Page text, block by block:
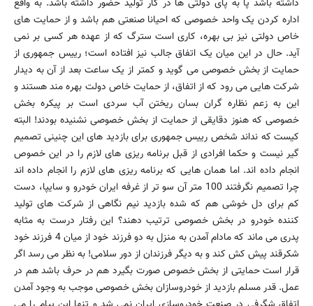
داشته باشد پا به پای دولتی ها در کار تولید حضور داشته باشد. به واقع
اداره کردن یک واحد خصوصی که احیانا صنعتی هم باشد و از حمایت های
خاص دولتی نیز بی بهره، کاری است سترگ که از عهده هر کسی بر نمی
آید. حال در این میان یک اتفاق جالب نیز افتاده است؛ رییس جمهوری از
حمایت از بخش خصوصی می گوید و کمتر از یک ساعت بعد از آن به دیدار
شرکت هایی می رود که از اتفاق، از حمایت خاص دولت بهره مند هستند و
این به زعم نظاره گران بسان ریختن آب سردی است بر پیکره بخش
خصوصی که هنوز دقایقی از حمایت از بخش خصوصی نشنیده بودند! البته
کیست که نداند شخص رییس جمهوری برای بازدید های این چنینی تصمیم
گیر نیست و حکما افرادی از قبل برنامه ریزی های لازم را در این خصوص
انجام داده اند. اما همان هایی که برنامه ریزی های لازم را انجام داده اند
چرا تصمیم نگرفتند 100 متر آن سو تر از غرفه ایران خودرو و سایپا، دست
کم برای دل خوشی هم که شده بازدید نیم نگاهی از شرکت های تولید
کننده خودرو در بخش خصوصی ترتیب دهند؟ این رفتار درست به مثابه
پدری می ماند که مادام آمدن به منزل به دو فرزند خود از میان 4 فرزند خود
شکرقند پیش کش کند و به دیگر فرزندان از دور سلامی! به نظر می رسد اگر
قرار است حمایتی از بخش خصوص صورت بگیرد هم در حرف باشد هم در
عمل. قدر مسلم بازدید از خودروسازان بخش خصوصی موجب به وجود آمدن